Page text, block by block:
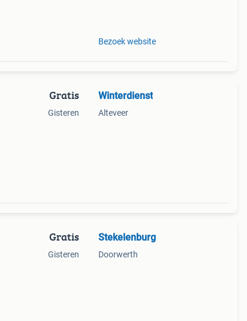
Bezoek website
Gratis
Gisteren
Winterdienst
Alteveer
Gratis
Gisteren
Stekelenburg
Doorwerth